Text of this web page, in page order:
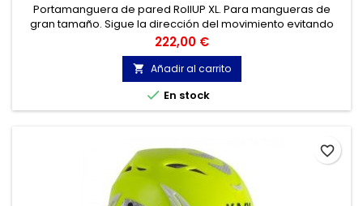
Portamanguera de pared RollUP XL. Para mangueras de
gran tamaño. Sigue la dirección del movimiento evitando
que la manguera se doble.
Precio
222,00 €
 Añadir al carrito
 En stock
favorite_border